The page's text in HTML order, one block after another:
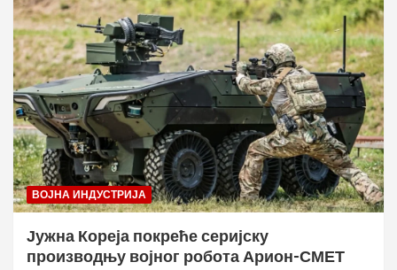
ВОЈНА ИНДУСТРИЈА
Јужна Кореја покреће серијску
производњу војног робота Арион-СМЕТ